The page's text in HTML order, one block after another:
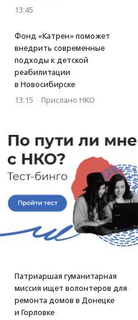
13:45
Фонд «Катрен» поможет
внедрить современные
подходы к детской
реабилитации
в Новосибирске
13:15 · Прислано НКО
Патриаршая гуманитарная
миссия ищет волонтеров для
ремонта домов в Донецке
и Горловке